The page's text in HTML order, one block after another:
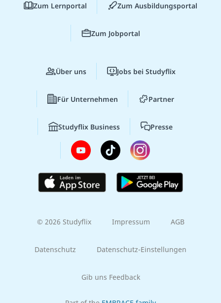
Zum Lernportal Zum Ausbildungsportal
Zum Jobportal
Über uns Jobs bei Studyflix
Für Unternehmen Partner
Studyflix Business Presse
© 2026 Studyflix Impressum AGB
Datenschutz Datenschutz-Einstellungen
Gib uns Feedback